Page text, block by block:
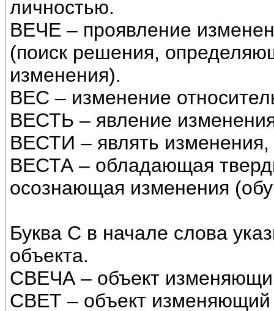
личностью.
ВЕЧЕ – проявление
(поиск решения,
изменения).
ВЕС – изменение
ВЕСТЬ – явление
ВЕСТИ – являть изменения,
ВЕСТА – обладающая
осознающая изменения
Буква С в начале слова
объекта.
СВЕЧА – объект
СВЕТ – объект